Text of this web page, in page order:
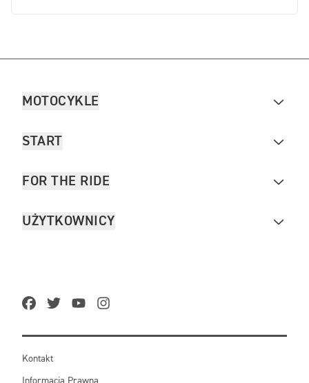
MOTOCYKLE
START
FOR THE RIDE
UŻYTKOWNICY
Kontakt